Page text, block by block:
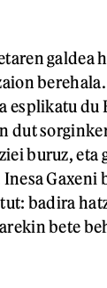
galdea
esplikatu du
dut
buruz, eta
Gaxeni
badira
bete